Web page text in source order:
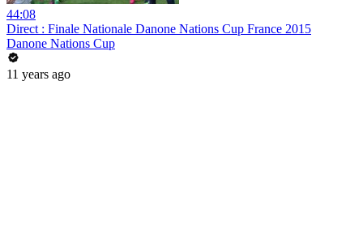
44:08
Direct : Finale Nationale Danone Nations Cup France 2015
Danone Nations Cup
11 years ago